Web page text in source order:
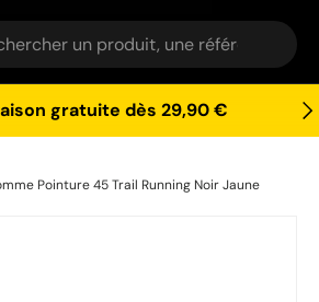
gratuite dès 29,90 €
Pointure 45 Trail Running Noir Jaune